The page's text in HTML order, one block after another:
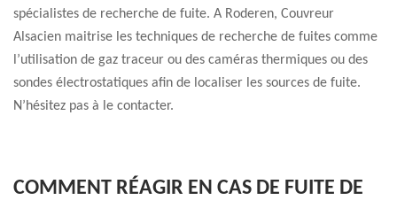
spécialistes de recherche de fuite. A Roderen, Couvreur
Alsacien maitrise les techniques de recherche de fuites comme
l’utilisation de gaz traceur ou des caméras thermiques ou des
sondes électrostatiques afin de localiser les sources de fuite.
N’hésitez pas à le contacter.
COMMENT RÉAGIR EN CAS DE FUITE DE